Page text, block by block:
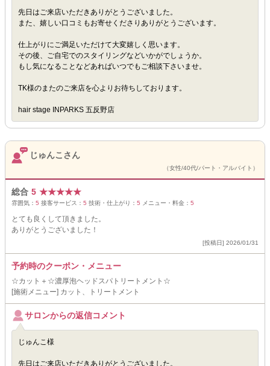
先日はご来店いただきありがとうございました。
また、嬉しい口コミもお寄せくださりありがとうございます。
仕上がりにご満足いただけて大変嬉しく思います。
その後、ご自宅でのスタイリングなどいかがでしょうか。
もし気になることなどあればいつでもご相談下さいませ。
TK様のまたのご来店を心よりお待ちしております。
hair stage INPARKS 五反野店
じゅんこさん
（女性/40代/パート・アルバイト）
総合 5 ★★★★★
雰囲気： 5 接客サービス： 5 技術・仕上がり： 5 メニュー・料金： 5
とても良くして頂きました。
ありがとうございました！
[投稿日] 2026/01/31
予約時のクーポン・メニュー
☆カット＋☆濃厚泡ヘッドスパトリートメント☆
[施術メニュー] カット、トリートメント
サロンからの返信コメント
じゅんこ様
先日はご来店いただきありがとうございました。